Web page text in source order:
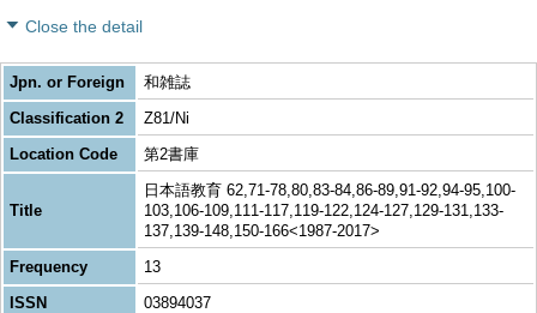
Close the detail
Jpn. or Foreign
和雑誌
Classification 2
Z81/Ni
Location Code
第2書庫
Title
日本語教育 62,71-78,80,83-84,86-89,91-92,94-95,100-
103,106-109,111-117,119-122,124-127,129-131,133-
137,139-148,150-166<1987-2017>
Frequency
13
ISSN
03894037